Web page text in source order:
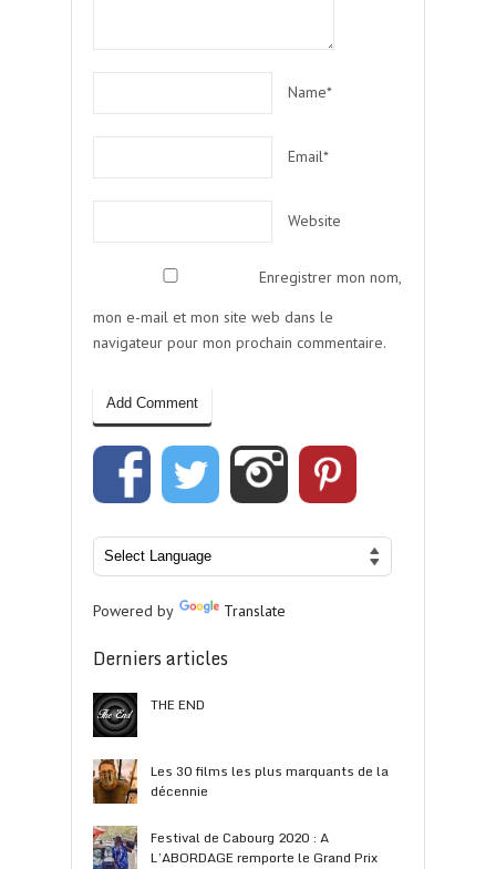
Name*
Email*
Website
Enregistrer mon nom,
mon e-mail et mon site web dans le
navigateur pour mon prochain commentaire.
Powered by Translate
Derniers articles
THE END
Les 30 films les plus marquants de la
décennie
Festival de Cabourg 2020 : A
L’ABORDAGE remporte le Grand Prix